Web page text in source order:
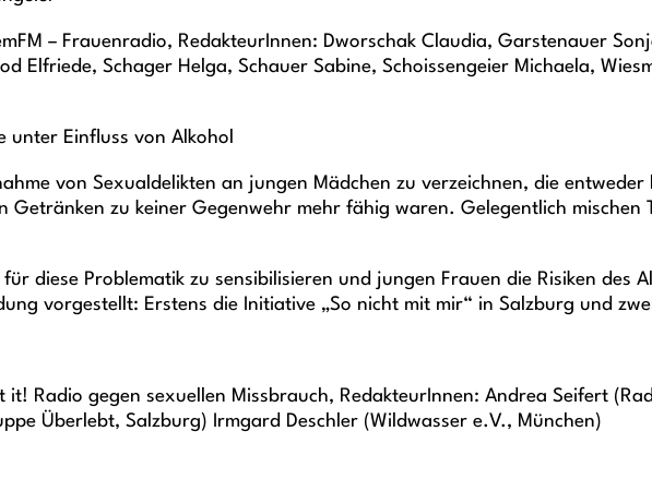
– Frauenradio, RedakteurInnen: Dworschak Claudia, Garstenauer
Elfriede, Schager Helga, Schauer Sabine, Schoissengeier Michaela,
unter Einfluss von Alkohol
von Sexualdelikten an jungen Mädchen zu verzeichnen, die
Getränken zu keiner Gegenwehr mehr fähig waren. Gelegentlich
diese Problematik zu sensibilisieren und jungen Frauen die Risiken des
vorgestellt: Erstens die Initiative „So nicht mit mir“ in Salzburg und
it! Radio gegen sexuellen Missbrauch, RedakteurInnen: Andrea Seifert
Überlebt, Salzburg) Irmgard Deschler (Wildwasser e.V., München)